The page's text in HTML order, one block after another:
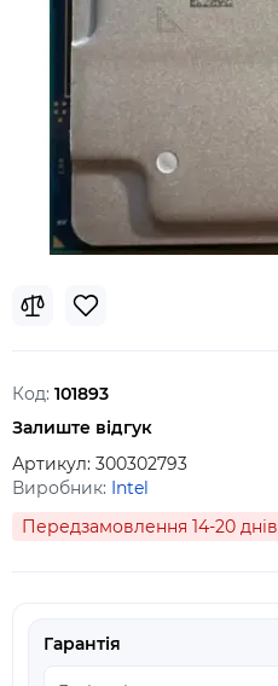
Код: 101893
Залиште відгук
Артикул: 300302793
Виробник: Intel
Передзамовлення 14-20 днів
Гарантія